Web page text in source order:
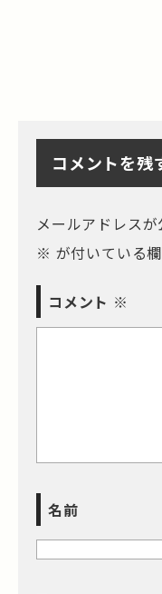
コメントを残
メールアドレスが
※ が付いている
コメント ※
名前